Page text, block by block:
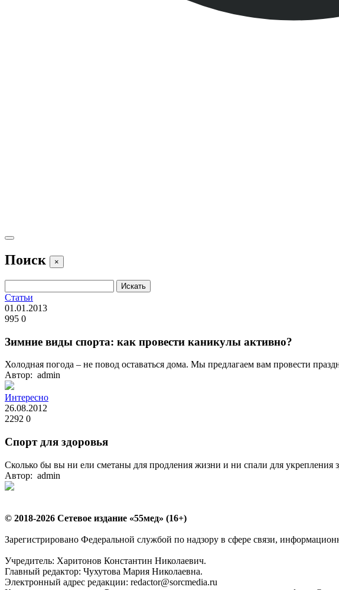
Поиск ×
Статьи
01.01.2013
995 0
Зимние виды спорта: как провести каникулы активно?
Холодная погода – не повод оставаться дома. Мы предлагаем вам провести
Автор: admin
Интересно
26.08.2012
2292 0
Спорт для здоровья
Сколько бы вы ни ели сметаны для продления жизни и ни спали для укрепления
Автор: admin
© 2018-2026 Сетевое издание «55мед» (16+)
Зарегистрировано Федеральной службой по надзору в сфере связи,
Учредитель: Харитонов Константин Николаевич.
Главный редактор: Чухутова Мария Николаевна.
Электронный адрес редакции: redactor@sorcmedia.ru